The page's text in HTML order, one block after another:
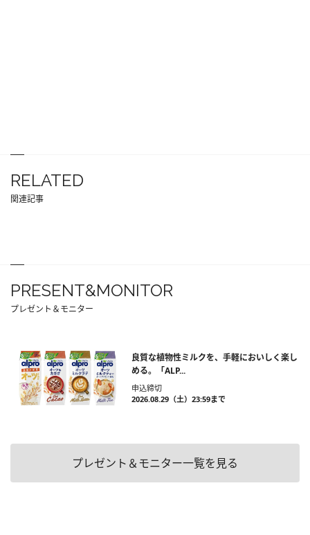
RELATED
関連記事
PRESENT&MONITOR
プレゼント＆モニター
良質な植物性ミルクを、手軽においしく楽し
める。「ALP...
申込締切
2026.08.29（土）23:59まで
プレゼント＆モニター一覧を見る